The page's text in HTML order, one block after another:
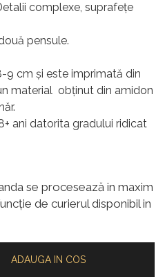
complexe, suprafețe
pensule.
9 cm și este imprimată din
material obținut din amidon
ani datorita gradului ridicat
se procesează in maxim
de curierul disponibil in
ADAUGA IN COS